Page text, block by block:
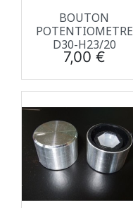
BOUTON
POTENTIOMETRE
D30-H23/20
Prix
7,00 €